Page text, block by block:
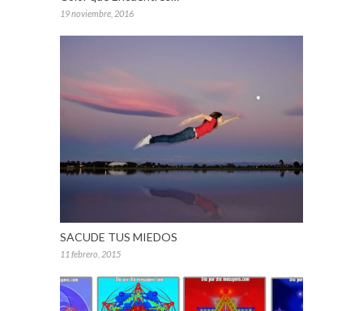
19 noviembre, 2016
SACUDE TUS MIEDOS
11 febrero, 2015